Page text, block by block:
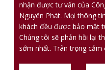
nhận được tư vấn của
Nguyên Phát. Mọi thông
khách đều được bảo mật
Chúng tôi sẽ phản hồi lại
sớm nhất. Trân trọng cảm